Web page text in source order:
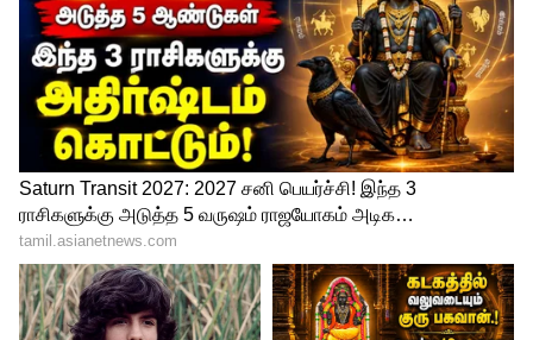
ரிலீஸ் ஆன முதல் நாளில் மட்டுமே உலகம்
முழுவதும் சேர்த்து ரூ. 230 கோடிக்கு மேல்
வசூலித்திருந்தது. இரண்டாவது நாள்
முடிவில், ரூ.340 கோடியை தாண்டி வசூலை
குவித்தது. மூன்றாவது நாளில் 500
கோடிக்கும் அதிமாக வசூலித்திருந்தது.
இந்நிலையில், தற்போது வரை படம் 850